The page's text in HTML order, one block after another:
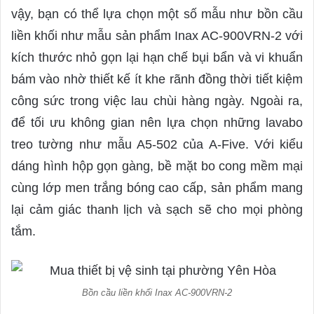
vậy, bạn có thể lựa chọn một số mẫu như bồn cầu
liền khối như mẫu sản phẩm Inax AC-900VRN-2 với
kích thước nhỏ gọn lại hạn chế bụi bẩn và vi khuẩn
bám vào nhờ thiết kế ít khe rãnh đồng thời tiết kiệm
công sức trong việc lau chùi hàng ngày. Ngoài ra,
để tối ưu không gian nên lựa chọn những lavabo
treo tường như mẫu A5-502 của A-Five. Với kiểu
dáng hình hộp gọn gàng, bề mặt bo cong mềm mại
cùng lớp men trắng bóng cao cấp, sản phẩm mang
lại cảm giác thanh lịch và sạch sẽ cho mọi phòng
tắm.
Bồn cầu liền khối Inax AC-900VRN-2